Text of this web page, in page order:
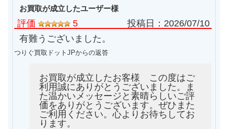
お買取が成立したユーザー様
評価 5 投稿日： 2026/07/10
有難うございました。
つりぐ買取ドットJPからの返答
お買取が成立したお客様 この度はご
利用誠にありがとうございました。ま
た温かいメッセージと素晴らしいご評
価をありがとうございます。ぜひまた
ご利用ください。心よりお待ちしてお
ります。